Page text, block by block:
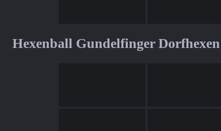
Hexenball Gundelfinger Dorfhexen